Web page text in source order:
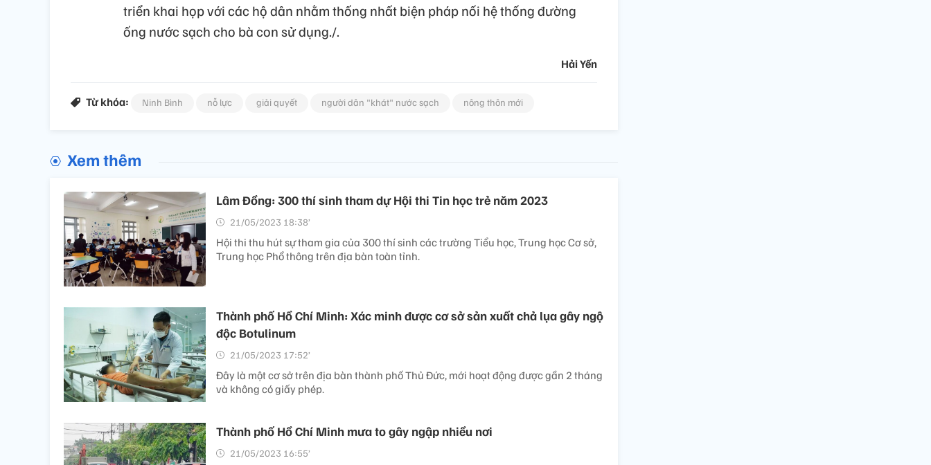
triển khai họp với các hộ dân nhằm thống nhất biện pháp nối hệ thống đường
ống nước sạch cho bà con sử dụng./.
Hải Yến
Từ khóa: Ninh Bình nỗ lực giải quyết người dân "khát" nước sạch nông thôn mới
Xem thêm
Lâm Đồng: 300 thí sinh tham dự Hội thi Tin học trẻ năm 2023
21/05/2023 18:38’
Hội thi thu hút sự tham gia của 300 thí sinh các trường Tiểu học, Trung học Cơ sở,
Trung học Phổ thông trên địa bàn toàn tỉnh.
Thành phố Hồ Chí Minh: Xác minh được cơ sở sản xuất chả lụa gây ngộ
độc Botulinum
21/05/2023 17:52’
Đây là một cơ sở trên địa bàn thành phố Thủ Đức, mới hoạt động được gần 2 tháng
và không có giấy phép.
Thành phố Hồ Chí Minh mưa to gây ngập nhiều nơi
21/05/2023 16:55’